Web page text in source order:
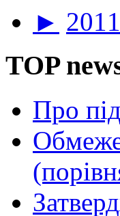
► 2011
TOP
Про